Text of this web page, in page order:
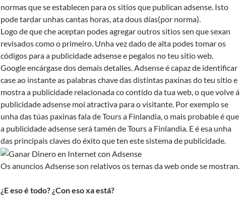
normas que se establecen para os sitios que publican adsense. Isto
pode tardar unhas cantas horas, ata dous días(por norma).
Logo de que che aceptan podes agregar outros sitios sen que sexan
revisados como o primeiro. Unha vez dado de alta podes tomar os
códigos para a publicidade adsense e pegalos no teu sitio web.
Google encárgase dos demais detalles. Adsense é capaz de identificar
case ao instante as palabras chave das distintas paxinas do teu sitio e
mostra a publicidade relacionada co contido da tua web, o que volve á
publicidade adsense moi atractiva para o visitante. Por exemplo se
unha das túas paxinas fala de Tours a Finlandia, o mais probable é que
a publicidade adsense será tamén de Tours a Finlandia. E é esa unha
das principais claves do éxito que ten este sistema de publicidade.
Os anuncios Adsense son relativos os temas da web onde se mostran.
¿E eso é todo? ¿Con eso xa está?